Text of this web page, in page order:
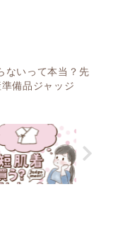
ないって本当？先
備品ジャッジ